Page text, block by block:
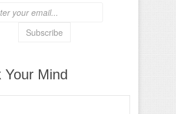
Your Mind